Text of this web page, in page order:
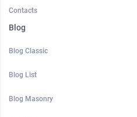
Contacts
Blog
Blog Classic
Blog List
Blog Masonry